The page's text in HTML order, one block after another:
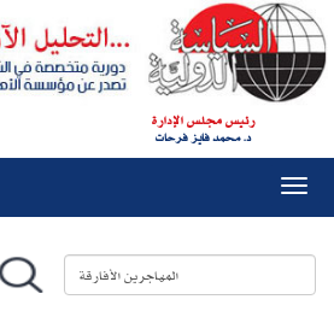
رئيس مجلس الإدارة
د. محمد فايز فرحات